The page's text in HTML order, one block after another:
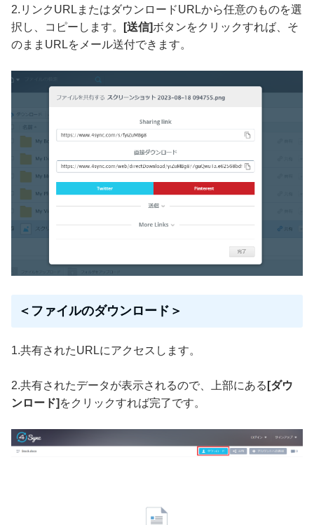
2.リンクURLまたはダウンロードURLから任意のものを選
択し、コピーします。
[送信]ボタンをクリックすれば、そ
のままURLをメール送付できます。
＜ファイルのダウンロード＞
1.共有されたURLにアクセスします。
2.共有されたデータが表示されるので、上部にある [ダウ
ンロード] をクリックすれば完了です。